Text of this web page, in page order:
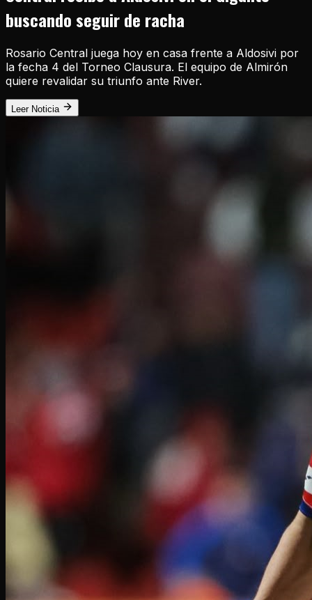
buscando seguir de racha
Rosario Central juega hoy en casa frente a Aldosivi por
la fecha 4 del Torneo Clausura. El equipo de Almirón
quiere revalidar su triunfo ante River.
Leer Noticia